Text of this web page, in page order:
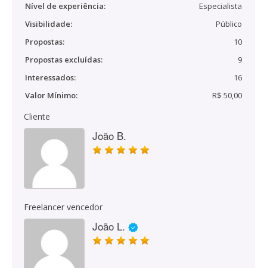
Nível de experiência:
Especialista
Visibilidade:
Público
Propostas:
10
Propostas excluídas:
9
Interessados:
16
Valor Mínimo:
R$ 50,00
Cliente
João B.
Freelancer vencedor
João L.